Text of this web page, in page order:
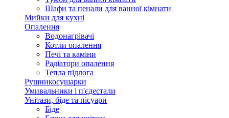
Шафи та пенали для ванної кімнати
Мийки для кухні
Опалення
Водонагрівачі
Котли опалення
Печі та каміни
Радіатори опалення
Тепла підлога
Рушникосушарки
Умивальники і п'єдестали
Унітази, біде та пісуари
Біде